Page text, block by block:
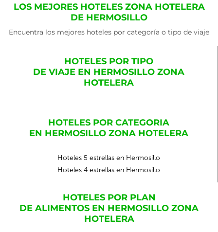
LOS MEJORES HOTELES ZONA HOTELERA
DE HERMOSILLO
Encuentra los mejores hoteles por categoría o tipo de viaje
HOTELES POR TIPO
DE VIAJE EN HERMOSILLO ZONA
HOTELERA
HOTELES POR CATEGORIA
EN HERMOSILLO ZONA HOTELERA
Hoteles 5 estrellas en Hermosillo
Hoteles 4 estrellas en Hermosillo
HOTELES POR PLAN
DE ALIMENTOS EN HERMOSILLO ZONA
HOTELERA